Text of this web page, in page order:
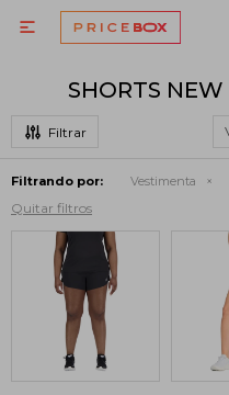

SHORTS
Filtrando por: Vestimenta
Quitar filtros